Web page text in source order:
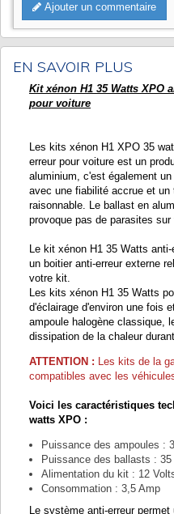
Ajouter un commentaire
EN SAVOIR PLUS
Kit xénon H1 35 Watts XPO
pour voiture
Les kits xénon H1 XPO 35
erreur pour voiture est un
aluminium, c'est également
avec une fiabilité accrue et un
raisonnable. Le ballast en
provoque pas de parasites
Le kit xénon H1 35 Watts
un boitier anti-erreur externe
votre kit.
Les kits xénon H1 35 Watts
d'éclairage d'environ une fois
ampoule halogène classique,
dissipation de la chaleur
ATTENTION : Les kits de la
compatibles avec les
Voici les caractéristiques
watts XPO :
Puissance des ampoules :
Puissance des ballasts : 35
Alimentation du kit : 12
Consommation : 3,5 Amp
Le système anti-erreur